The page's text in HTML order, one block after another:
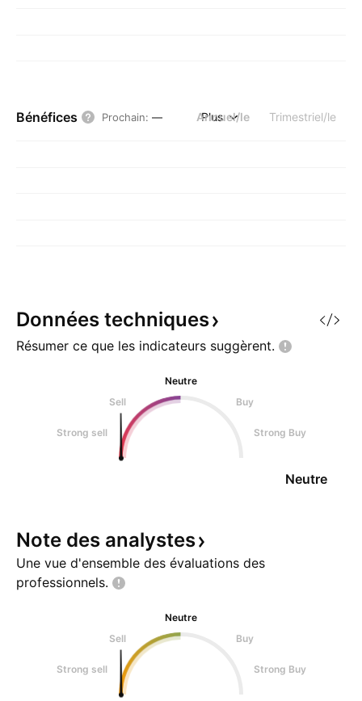
Bénéfices Prochain: — Annuel/le Trimestriel/le
Plus
Données techniques
Résumer ce que les indicateurs suggèrent.
Neutre
Sell
Buy
Strong sell Strong Buy
Neutre
Note des analystes
Une vue d'ensemble des évaluations des
professionnels.
Neutre
Sell
Buy
Strong sell Strong Buy